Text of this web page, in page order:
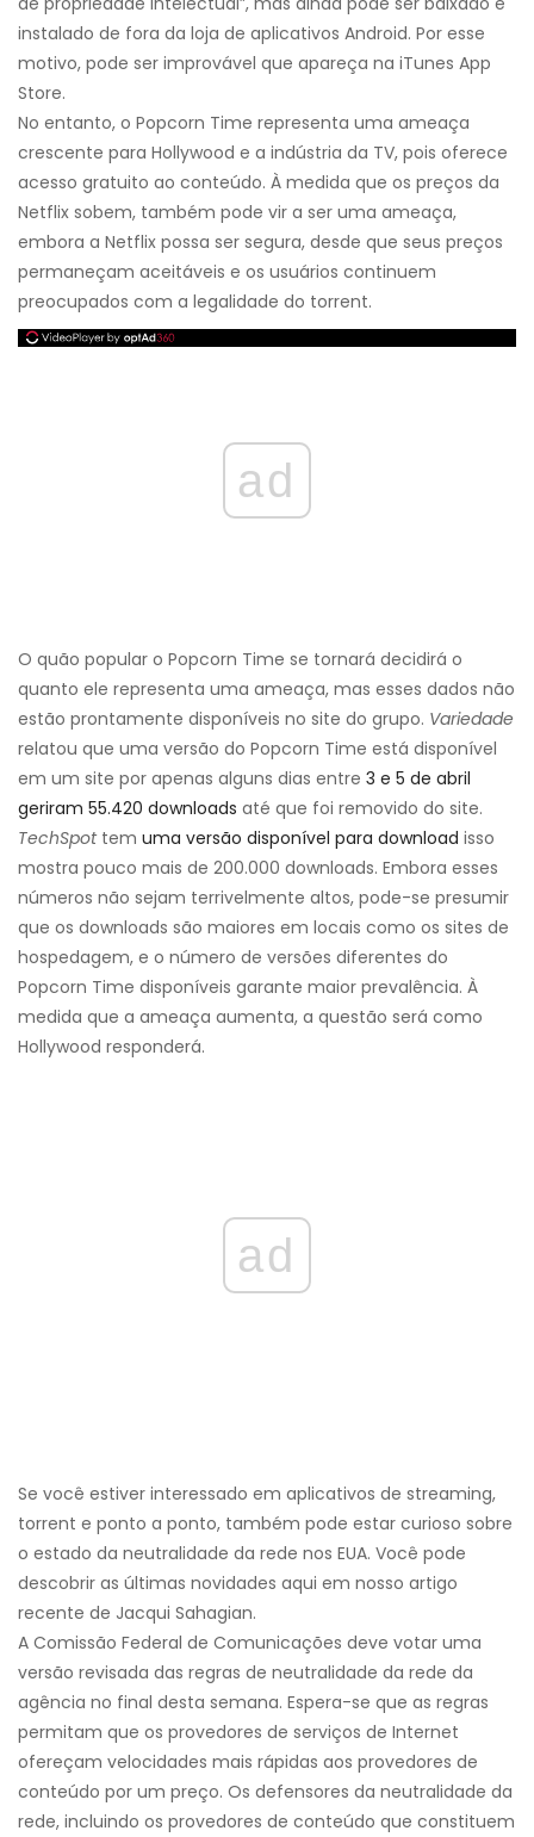
instalado de fora da loja de aplicativos Android. Por esse
motivo, pode ser improvável que apareça na iTunes App
Store.
No entanto, o Popcorn Time representa uma ameaça
crescente para Hollywood e a indústria da TV, pois oferece
acesso gratuito ao conteúdo. À medida que os preços da
Netflix sobem, também pode vir a ser uma ameaça,
embora a Netflix possa ser segura, desde que seus preços
permaneçam aceitáveis ​​e os usuários continuem
preocupados com a legalidade do torrent.
ad
O quão popular o Popcorn Time se tornará decidirá o
quanto ele representa uma ameaça, mas esses dados não
estão prontamente disponíveis no site do grupo. Variedade
relatou que uma versão do Popcorn Time está disponível
em um site por apenas alguns dias entre 3 e 5 de abril
geriram 55.420 downloads até que foi removido do site.
TechSpottem uma versão disponível para download isso
mostra pouco mais de 200.000 downloads. Embora esses
números não sejam terrivelmente altos, pode-se presumir
que os downloads são maiores em locais como os sites de
hospedagem, e o número de versões diferentes do
Popcorn Time disponíveis garante maior prevalência. À
medida que a ameaça aumenta, a questão será como
Hollywood responderá.
ad
Se você estiver interessado em aplicativos de streaming,
torrent e ponto a ponto, também pode estar curioso sobre
o estado da neutralidade da rede nos EUA. Você pode
descobrir as últimas novidades aqui em nosso artigo
recente de Jacqui Sahagian.
A Comissão Federal de Comunicações deve votar uma
versão revisada das regras de neutralidade da rede da
agência no final desta semana. Espera-se que as regras
permitam que os provedores de serviços de Internet
ofereçam velocidades mais rápidas aos provedores de
conteúdo por um preço. Os defensores da neutralidade da
rede, incluindo os provedores de conteúdo que constituem